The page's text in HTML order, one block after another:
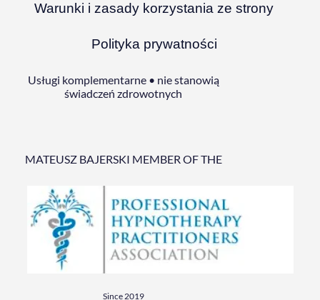
Warunki i zasady korzystania ze strony
Polityka prywatności
Usługi komplementarne • nie stanowią
świadczeń zdrowotnych
MATEUSZ BAJERSKI MEMBER OF THE
Since 2019